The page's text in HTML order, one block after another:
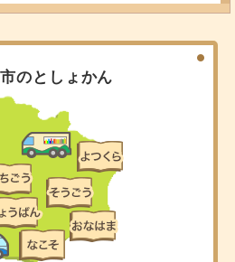
のとしょかん